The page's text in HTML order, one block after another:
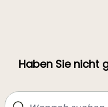
Haben Sie nicht